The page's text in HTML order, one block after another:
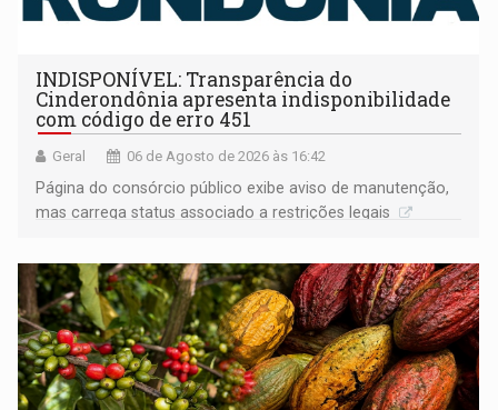
INDISPONÍVEL: Transparência do
Cinderondônia apresenta indisponibilidade
com código de erro 451
Geral 06 de Agosto de 2026 às 16:42
Página do consórcio público exibe aviso de manutenção,
mas carrega status associado a restrições legais